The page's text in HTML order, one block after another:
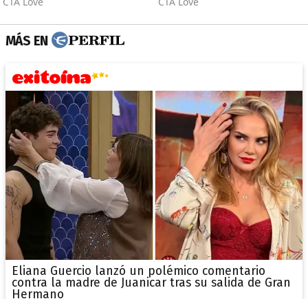
MÁS EN
Eliana Guercio lanzó un polémico comentario
contra la madre de Juanicar tras su salida de Gran
Hermano